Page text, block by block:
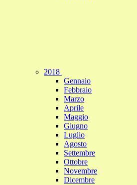
2018
Gennaio
Febbraio
Marzo
Aprile
Maggio
Giugno
Luglio
Agosto
Settembre
Ottobre
Novembre
Dicembre